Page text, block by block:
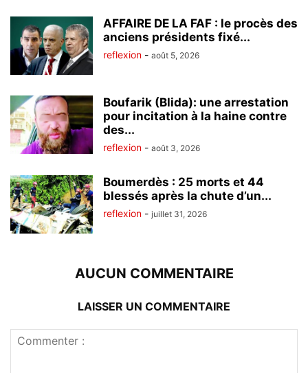
AFFAIRE DE LA FAF : le procès des
anciens présidents fixé...
reflexion - août 5, 2026
Boufarik (Blida): une arrestation
pour incitation à la haine contre
des...
reflexion - août 3, 2026
Boumerdès : 25 morts et 44
blessés après la chute d’un...
reflexion - juillet 31, 2026
AUCUN COMMENTAIRE
LAISSER UN COMMENTAIRE